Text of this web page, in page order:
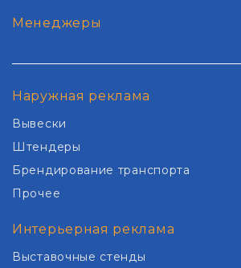
Наружная реклама
Вывески
Штендеры
Брендирование транспорта
Прочее
Интерьерная реклама
Выставочные стенды
Менеджеры